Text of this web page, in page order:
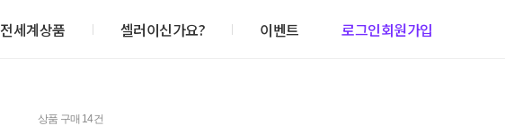
전세계상품 셀러이신가요? 이벤트 로그인회원가입
상품 구매 14건